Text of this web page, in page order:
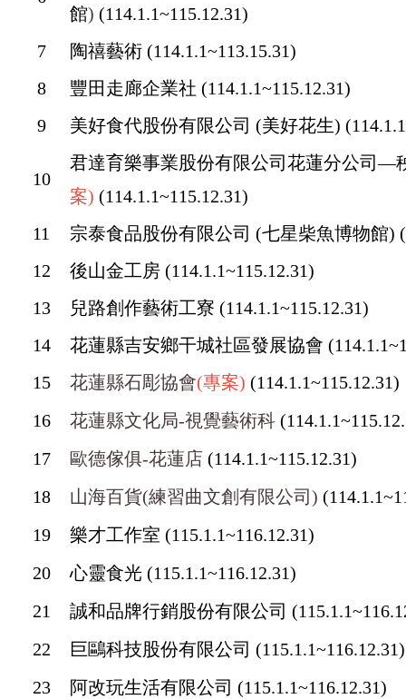
館) (114.1.1~115.12.31)
7
陶禧藝術 (114.1.1~113.15.31)
8
豐田走廊企業社 (114.1.1~115.12.31)
9
美好食代股份有限公司 (美好花生)
10
君達育樂事業股份有限公司花蓮分公司—
案) (114.1.1~115.12.31)
11
宗泰食品股份有限公司 (七星柴魚博物館)
12
後山金工房 (114.1.1~115.12.31)
13
兒路創作藝術工寮 (114.1.1~115.12.31)
14
花蓮縣吉安鄉干城社區發展協會
15
花蓮縣石彫協會(專案) (114.1.1~115.12.31)
16
花蓮縣文化局-視覺藝術科
17
歐德傢俱-花蓮店 (114.1.1~115.12.31)
18
山海百貨(練習曲文創有限公司)
19
樂才工作室 (115.1.1~116.12.31)
20
心靈食光 (115.1.1~116.12.31)
21
誠和品牌行銷股份有限公司
22
巨鷗科技股份有限公司 (115.1.1~116.12.31)
23
阿改玩生活有限公司 (115.1.1~116.12.31)